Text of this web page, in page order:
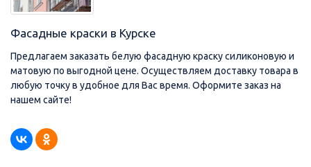
Фасадные краски в Курске
Предлагаем заказать белую фасадную краску силиконовую и
матовую по выгодной цене. Осуществляем доставку товара в
любую точку в удобное для Вас время. Оформите заказ на
нашем сайте!